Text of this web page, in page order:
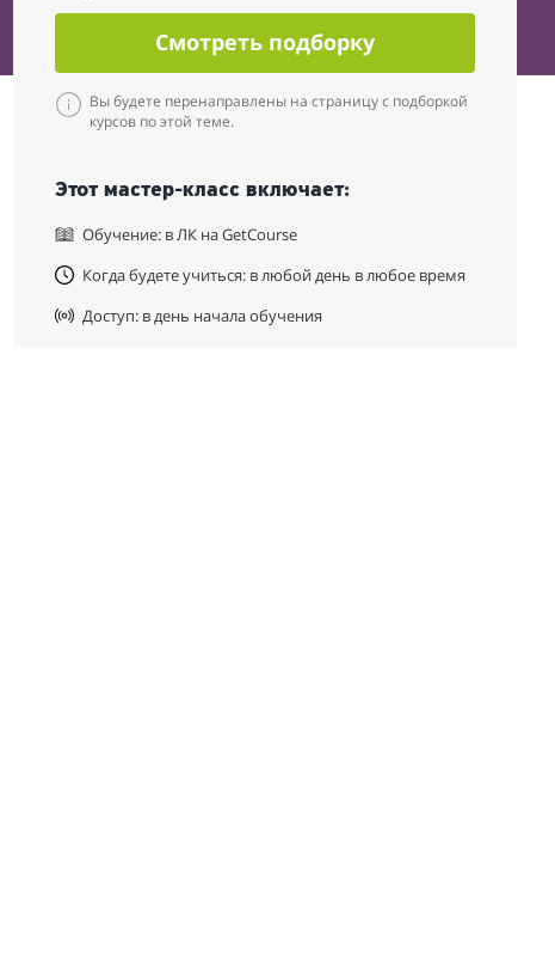
Смотреть подборку
Вы будете перенаправлены на страницу с подборкой
курсов по этой теме.
Этот мастер-класс включает:
Обучение: в ЛК на GetCourse
Когда будете учиться: в любой день в любое время
Доступ: в день начала обучения